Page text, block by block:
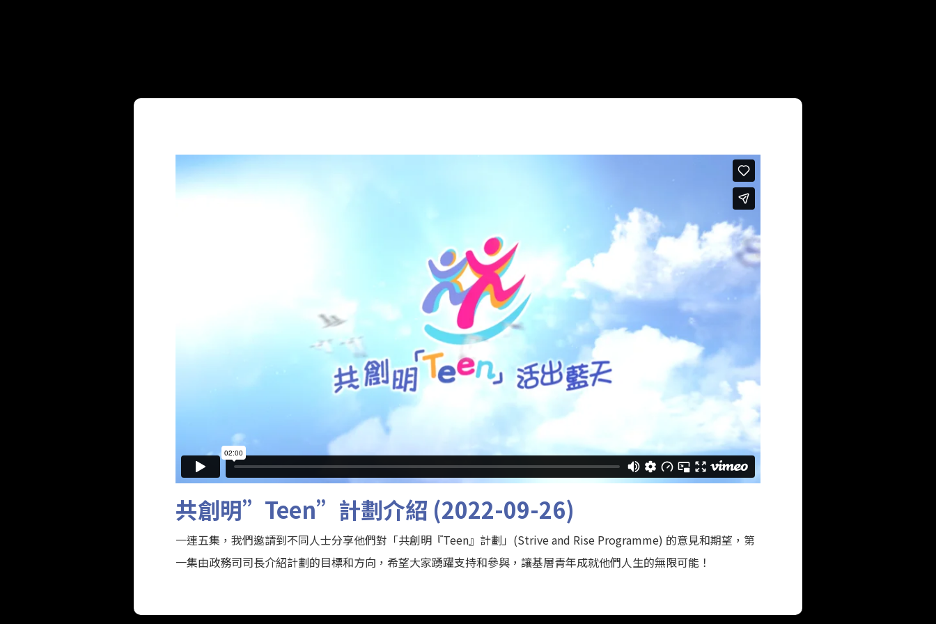
共創明”Teen”計劃介紹 (2022-09-26)
一連五集，我們邀請到不同人士分享他們對「共創明『Teen』計劃」(Strive and Rise Programme) 的意見和期望，第
一集由政務司司長介紹計劃的目標和方向，希望大家踴躍支持和參與，讓基層青年成就他們人生的無限可能！